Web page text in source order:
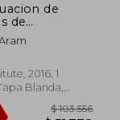
de
de
a Traves de
de
2016, 1
Blanda,